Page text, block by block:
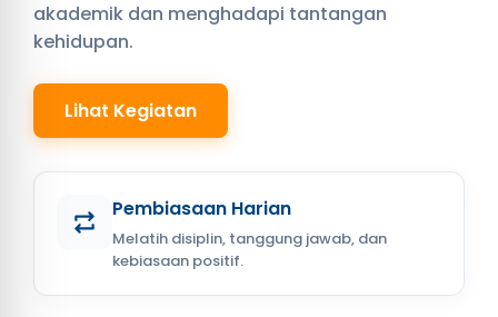
akademik dan menghadapi tantangan
kehidupan.
Lihat Kegiatan
Pembiasaan Harian
Melatih disiplin, tanggung jawab, dan
kebiasaan positif.